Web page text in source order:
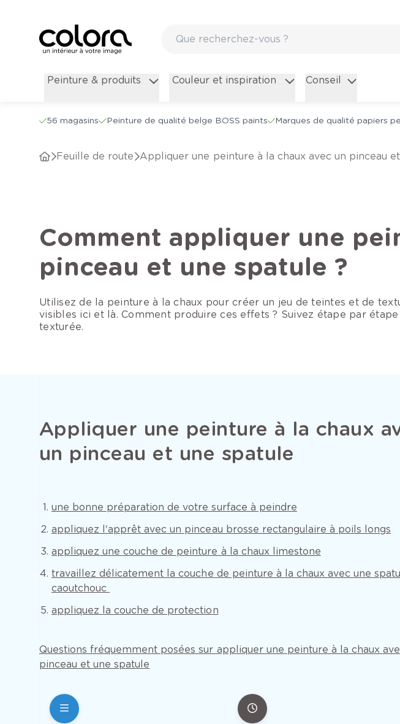
Peinture & produits Couleur et inspiration Conseil
56 magasins Peinture de qualité belge BOSS paints Marques de qualité papiers
Feuille de route Appliquer une peinture à la chaux avec un pinceau
Comment appliquer une
pinceau et une spatule ?
Utilisez de la peinture à la chaux pour créer un jeu de teintes et de
visibles ici et là. Comment produire ces effets ? Suivez étape par
texturée.
Appliquer une peinture à la chaux
un pinceau et une spatule
une bonne préparation de votre surface à peindre
appliquez l'apprêt avec un pinceau brosse rectangulaire à poils longs
appliquez une couche de peinture à la chaux limestone
travaillez délicatement la couche de peinture à la chaux avec une
caoutchouc
appliquez la couche de protection
Questions fréquemment posées sur appliquer une peinture à la chaux
pinceau et une spatule